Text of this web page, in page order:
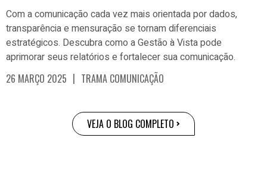
Com a comunicação cada vez mais orientada por dados,
transparência e mensuração se tornam diferenciais
estratégicos. Descubra como a Gestão à Vista pode
aprimorar seus relatórios e fortalecer sua comunicação.
26 MARÇO 2025 | TRAMA COMUNICAÇÃO
VEJA O BLOG COMPLETO